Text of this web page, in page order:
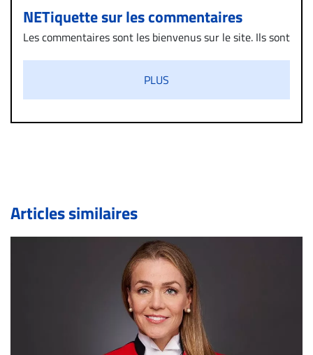
NETiquette sur les commentaires
Les commentaires sont les bienvenus sur le site. Ils sont
diffamatoire. Si malgré cette politique de modération,
un commentaire publié sur le site vous dérange, prenez
immédiatement contact par courriel (info@droit-
de validation, un droit de réponse.
Bien à vous,
La Rédaction de Droit-inc.com
PLUS
Articles similaires